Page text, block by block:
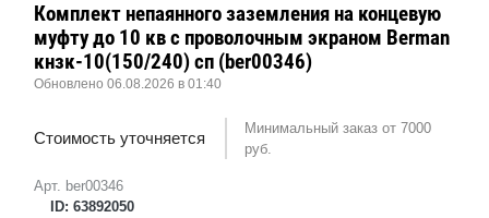
Арт. ber00346
ID: 63892050
Комплект непаянного заземления на концевую
муфту до 10 кв с проволочным экраном Berman
кнзк-10(150/240) сп (ber00346)
Обновлено 06.08.2026 в 01:40
Стоимость уточняется
Минимальный заказ от 7000
руб.